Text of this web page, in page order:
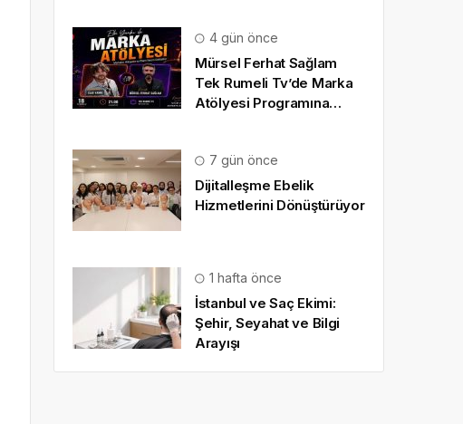
4 gün önce
Mürsel Ferhat Sağlam
Tek Rumeli Tv’de Marka
Atölyesi Programına
7 gün önce
Dijitalleşme Ebelik
Hizmetlerini Dönüştürüyor
1 hafta önce
İstanbul ve Saç Ekimi:
Şehir, Seyahat ve Bilgi
Arayışı